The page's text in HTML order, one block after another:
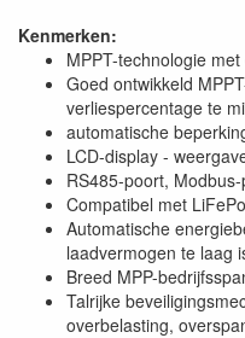
Kenmerken:
MPPT-technologie
Goed ontwikkeld
verliespercentage te
automatische
LCD-display -
RS485-poort,
Compatibel met
Automatische
laadvermogen te laag
Breed MPP-
Talrijke
overbelasting,